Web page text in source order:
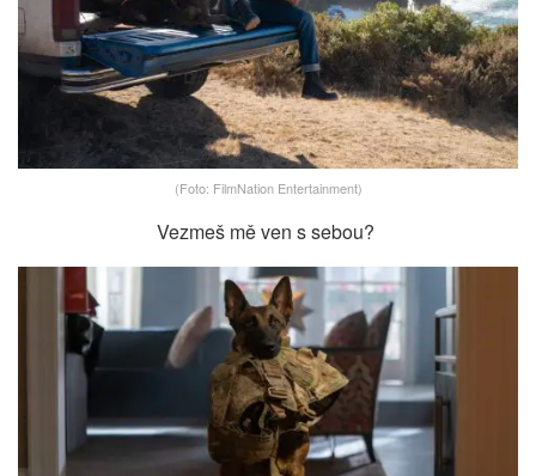
(Foto: FilmNation Entertainment)
Vezmeš mě ven s sebou?